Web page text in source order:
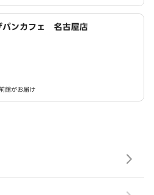
パンカフェ 名古屋店
館がお届け